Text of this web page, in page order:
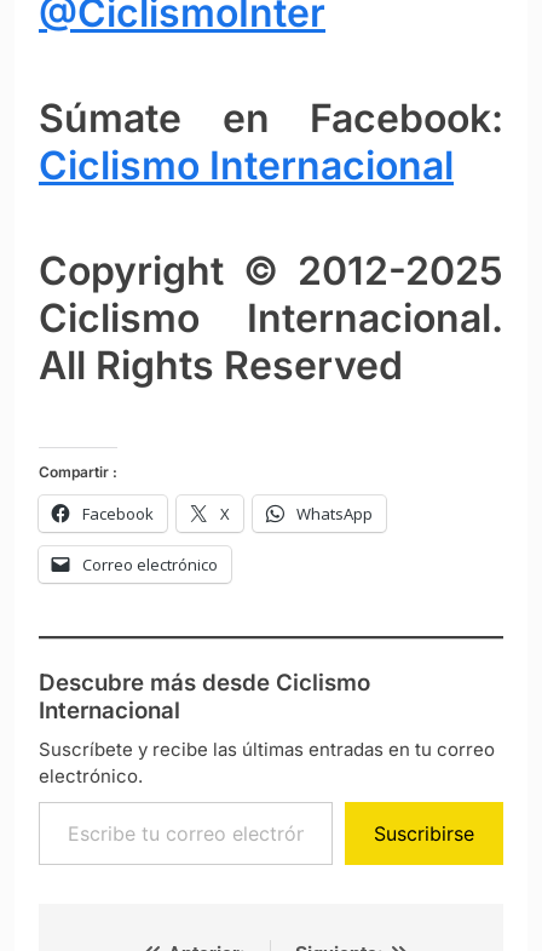
@CiclismoInter
Súmate en Facebook:
Ciclismo Internacional
Copyright © 2012-2025
Ciclismo Internacional.
All Rights Reserved
Compartir :
Facebook X WhatsApp
Correo electrónico
Descubre más desde Ciclismo
Internacional
Suscríbete y recibe las últimas entradas en tu correo
electrónico.
Escribe tu correo electrónico…
Suscribirse